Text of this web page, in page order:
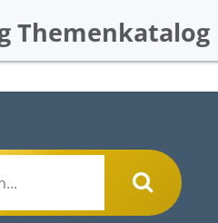
Themenkatalog